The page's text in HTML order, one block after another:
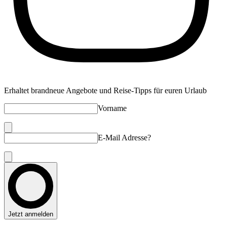
Erhaltet brandneue Angebote und Reise-Tipps für euren Urlaub
Vorname
E-Mail Adresse?
Jetzt anmelden